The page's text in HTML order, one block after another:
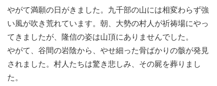
やがて満願の日がきました。九千部の山には相変わらず強
い風が吹き荒れています。朝、大勢の村人が祈祷場にやっ
てきましたが、隆信の姿は山頂にありませんでした。
やがて、谷間の岩陰から、やせ細った骨ばかりの骸が発見
されました。村人たちは驚き悲しみ、その屍を葬りまし
た。